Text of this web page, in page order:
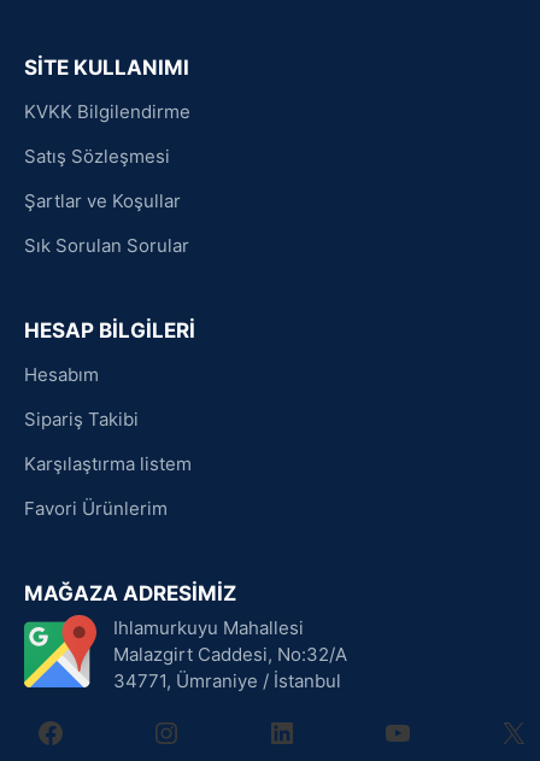
SİTE KULLANIMI
KVKK Bilgilendirme
Satış Sözleşmesi
Şartlar ve Koşullar
Sık Sorulan Sorular
HESAP BİLGİLERİ
Hesabım
Sipariş Takibi
Karşılaştırma listem
Favori Ürünlerim
MAĞAZA ADRESİMİZ
Ihlamurkuyu Mahallesi
Malazgirt Caddesi, No:32/A
34771, Ümraniye / İstanbul
facebookinstagramlinkedin youtube X